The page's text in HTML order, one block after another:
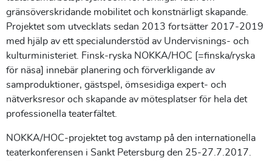
gränsöverskridande mobilitet och konstnärligt skapande.
Projektet som utvecklats sedan 2013 fortsätter 2017-2019
med hjälp av ett specialunderstöd av Undervisnings- och
kulturministeriet. Finsk-ryska NOKKA/HOC [=finska/ryska
för näsa] innebär planering och förverkligande av
samproduktioner, gästspel, ömsesidiga expert- och
nätverksresor och skapande av mötesplatser för hela det
professionella teaterfältet.
NOKKA/HOC-projektet tog avstamp på den internationella
teaterkonferensen i Sankt Petersburg den 25-27.7.2017.